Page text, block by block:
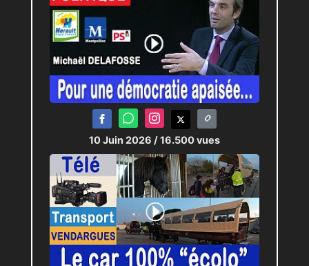
10 Juin 2026 / 16.500 vues